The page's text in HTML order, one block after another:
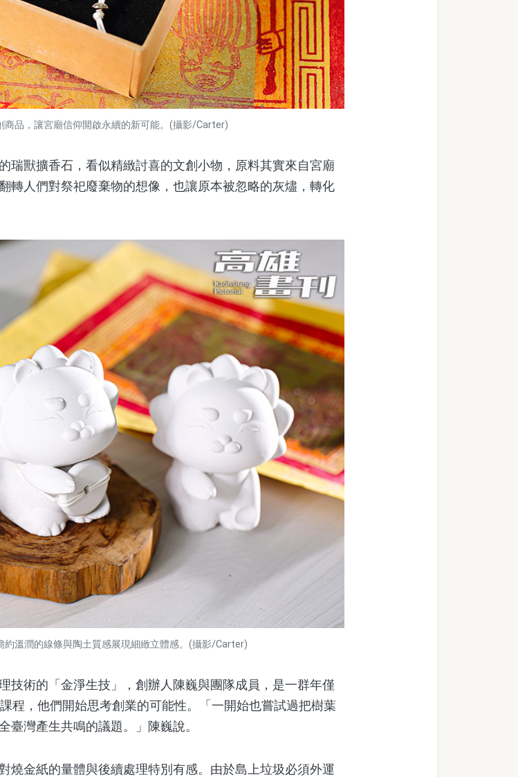
商品，讓宮廟信仰開啟永續的新可能。(攝影/Carter)
獸擴香石，看似精緻討喜的文創小物，原料其實來自宮廟
轉人們對祭祀廢棄物的想像，也讓原本被忽略的灰燼，轉化
約溫潤的線條與陶土質感展現細緻立體感。(攝影/Carter)
術的「金淨生技」，創辦人陳巍與團隊成員，是一群年僅
程，他們開始思考創業的可能性。「一開始也嘗試過把樹葉
臺灣產生共鳴的議題。」陳巍說。
金紙的量體與後續處理特別有感。由於島上垃圾必須外運